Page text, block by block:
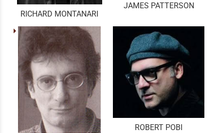
RICHARD MONTANARI
JAMES PATTERSON
ROBERT POBI